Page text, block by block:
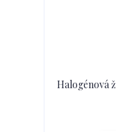
Halogénová